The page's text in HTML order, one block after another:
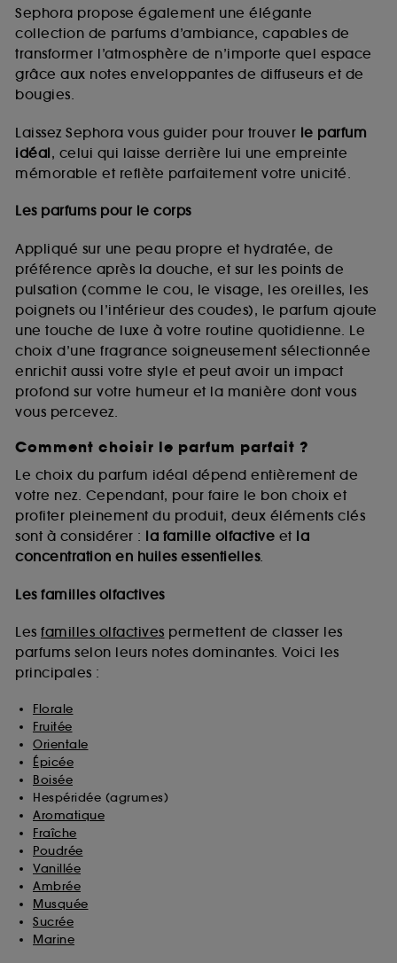
Sephora propose également une élégante
collection de parfums d’ambiance, capables de
transformer l’atmosphère de n’importe quel espace
grâce aux notes enveloppantes de diffuseurs et de
bougies.
Laissez Sephora vous guider pour trouver le parfum
idéal, celui qui laisse derrière lui une empreinte
mémorable et reflète parfaitement votre unicité.
Les parfums pour le corps
Appliqué sur une peau propre et hydratée, de
préférence après la douche, et sur les points de
pulsation (comme le cou, le visage, les oreilles, les
poignets ou l’intérieur des coudes), le parfum ajoute
une touche de luxe à votre routine quotidienne. Le
choix d’une fragrance soigneusement sélectionnée
enrichit aussi votre style et peut avoir un impact
profond sur votre humeur et la manière dont vous
vous percevez.
Comment choisir le parfum parfait ?
Le choix du parfum idéal dépend entièrement de
votre nez. Cependant, pour faire le bon choix et
profiter pleinement du produit, deux éléments clés
sont à considérer : la famille olfactive et la
concentration en huiles essentielles.
Les familles olfactives
Les familles olfactives permettent de classer les
parfums selon leurs notes dominantes. Voici les
principales :
Florale
Fruitée
Orientale
Épicée
Boisée
Hespéridée (agrumes)
Aromatique
Fraîche
Poudrée
Vanillée
Ambrée
Musquée
Sucrée
Marine
de vous plaire via des publicités, y compris sur des
sites tiers et sur les réseaux sociaux, sur la base
des pages que vous avez consultées, de votre
navigation, et de l'historique de vos interactions.
d’en améliorer la performance.
Cookies de sécurisation des paiements en ligne :
fraudes aux moyens de paiement et les
usurpations d’identité.
Cookies fonctionnels :il s’agit de cookies
permettant l’affichage et/ou la fourniture de
certaines fonctionnalités du site, tel que les
cookies d’authentification qui sont utilisés afin de
vous faire bénéficier de l’authentification
prolongée vous permettant d’accéder à votre
compte lors de votre prochaine visite sur le site
sans saisir à nouveau votre identifiant et mot de
passe.
A l'exception des cookies techniques, le dépôt et la
lecture de ces traceurs requiert votre accord. Vous
pouvez personnaliser vos choix concernant le dépôt
de ces cookies grâce au bouton "personnaliser mes
choix" ci-dessous ou décider de "tout accepter".
Sephora pourra associer les informations de
navigation collectées par ces Cookies, pour les
collectées ou générées lors de votre activité en ligne
sur "continuer sans accepter". Voous pouvez à tout
moment choisir de retirer votrte consentement. Si vous
souhaitez obtenir plus d'information sur les cookies
utilisés, cliquez